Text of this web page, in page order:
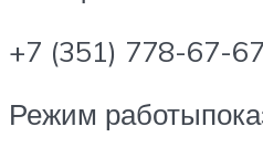
+7 (351) 778-67-
Режим